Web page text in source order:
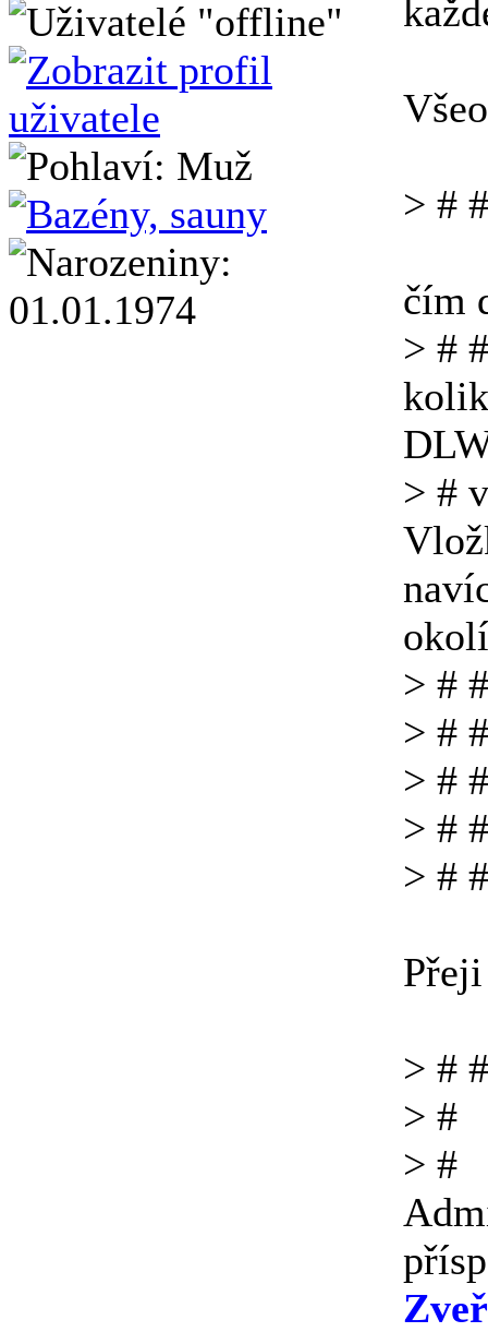
> #
čím
> #
> #
> #
> #
> #
> #
> #
> # #
> #
> #